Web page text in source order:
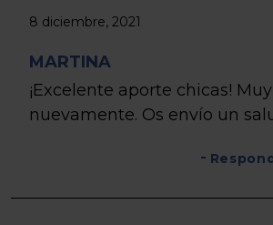
8 diciembre, 2021
MARTINA
¡Excelente aporte chicas!
nuevamente. Os envío un